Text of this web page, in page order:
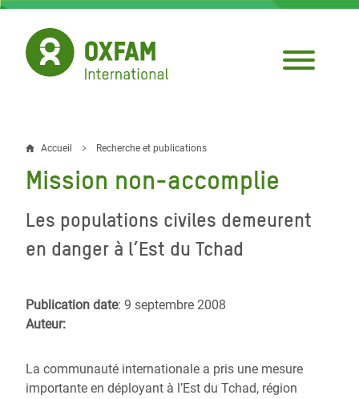
Aller
contenu
principal
Fil
d'Ariane
Accueil Recherche et publications
Mission non-accomplie
Les populations civiles demeurent
en danger à l’Est du Tchad
Publication date: 9 septembre 2008
Auteur:
La communauté internationale a pris une mesure
importante en déployant à l’Est du Tchad, région